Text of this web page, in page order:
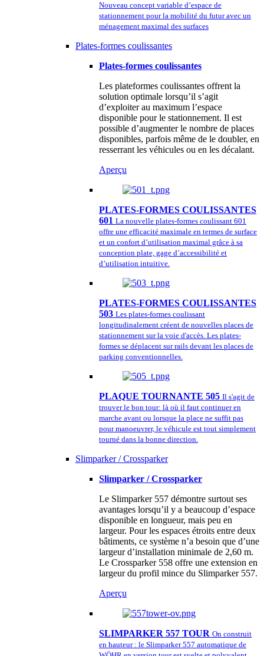
Nouveau concept variable d’espace de
stationnement pour la mobilité du futur avec un
ménagement maximal des surfaces
Plates-formes coulissantes
Plates-formes coulissantes
Les plateformes coulissantes offrent la
solution optimale lorsqu’il s’agit
d’exploiter au maximum l’espace
disponible pour le stationnement. Il est
possible d’augmenter le nombre de places
disponibles, parfois même de le doubler, en
resserrant les véhicules ou en les décalant.
Aperçu
PLATES-FORMES COULISSANTES
601 La nouvelle plates-formes coulissant 601
offre une efficacité maximale en termes de surface
et un confort d’utilisation maximal grâce à sa
conception plate, gage d’accessibilité et
d’utilisation intuitive.
PLATES-FORMES COULISSANTES
503 Les plates-formes coulissant
longitudinalement créent de nouvelles places de
stationnement sur la voie d'accès. Les plates-
formes se déplacent sur rails devant les places de
parking conventionnelles.
PLAQUE TOURNANTE 505 Il s'agit de
trouver le bon tour: là où il faut continuer en
marche avant ou lorsque la place ne suffit pas
pour manoeuvrer, le véhicule est tout simplement
tourné dans la bonne direction.
Slimparker / Crossparker
Slimparker / Crossparker
Le Slimparker 557 démontre surtout ses
avantages lorsqu’il y a beaucoup d’espace
disponible en longueur, mais peu en
largeur. Pour les espaces étroits entre deux
bâtiments, ce système n’a besoin que d’une
largeur d’installation minimale de 2,60 m.
Le Crossparker 558 offre une extension en
largeur du profil mince du Slimparker 557.
Aperçu
SLIMPARKER 557 TOUR On construit
en hauteur : le Slimparker 557 automatique de